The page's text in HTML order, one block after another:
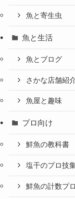
魚と寄生虫
魚と生活
魚とブログ
さかな店舗紹
魚屋と趣味
プロ向け
鮮魚の教科書
塩干のプロ技
鮮魚の計数プ